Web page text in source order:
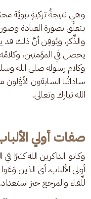
وهي نتيجةُ تزكيةٍ نبويَّة
يتعلَّق بصورة العبادة
والذِّكر، ويُوقِن أنَّ ذلك قد
يحصل في المؤمنين،
وكلام رسوله صلى الله
ساداتُنا السابقون
الله تبارك وتعالى.
صفات أولي
وكانوا الذاكرين الله كثيرًا
أولي الألباب، أي الذين
للِّقاء والمرجع خيرَ استعداد.